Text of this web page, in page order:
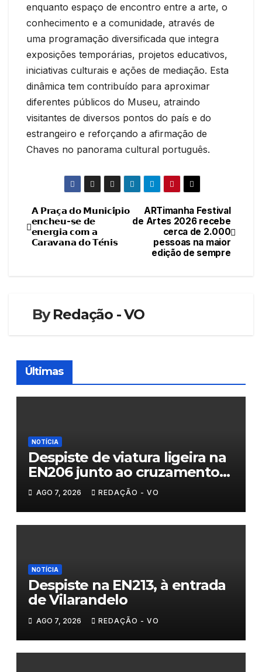
enquanto espaço de encontro entre a arte, o
conhecimento e a comunidade, através de
uma programação diversificada que integra
exposições temporárias, projetos educativos,
iniciativas culturais e ações de mediação. Esta
dinâmica tem contribuído para aproximar
diferentes públicos do Museu, atraindo
visitantes de diversos pontos do país e do
estrangeiro e reforçando a afirmação de
Chaves no panorama cultural português.
Navegação
de
ARTimanha Festival
de Artes 2026 recebe
cerca de 2.000
pessoas na maior
edição de sempre
𝗔 𝗣𝗿𝗮𝗰̧𝗮 𝗱𝗼 𝗠𝘂𝗻𝗶𝗰𝗶́𝗽𝗶𝗼
𝗲𝗻𝗰𝗵𝗲𝘂-𝘀𝗲 𝗱𝗲
𝗲𝗻𝗲𝗿𝗴𝗶𝗮 𝗰𝗼𝗺 𝗮
𝗖𝗮𝗿𝗮𝘃𝗮𝗻𝗮 𝗱𝗼 𝗧𝗲́𝗻𝗶𝘀
ByRedação - VO
Últimas
NOTÍCIA
Despiste de viatura ligeira na
EN206 junto ao cruzamento
Fornos do Pinhal
AGO 7, 2026 REDAÇÃO - VO
NOTÍCIA
Despiste na EN213, à entrada
de Vilarandelo
AGO 7, 2026 REDAÇÃO - VO